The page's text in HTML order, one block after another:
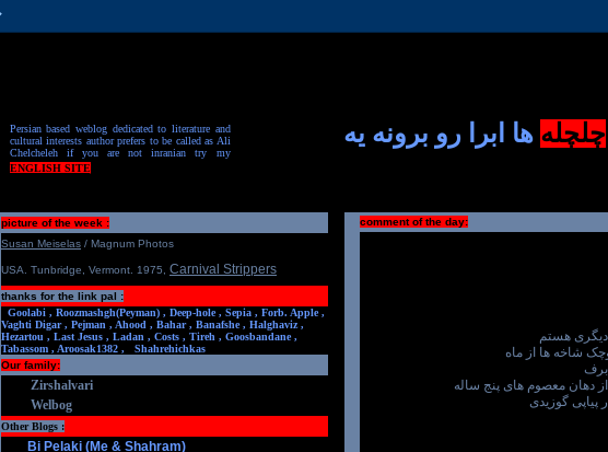
Persian based weblog dedicated to literature and
cultural interests author prefers to be called as Ali
Chelcheleh if you are not inranian try my
ENGLISH SITE
چلچله ها ابرا رو برونه یه
comment of the day:
دیگری هستم
شاخه ها از ماه
برف
دهان معصوم های پنج ساله
پیاپی گوزیدی
picture of the week :
Susan Meiselas / Magnum Photos
USA. Tunbridge, Vermont. 1975 Carnival Strippers
thanks for the link pal :
Goolabi , Roozmashgh(Peyman) , Deep-hole , Sepia , Forb. Apple ,
Vaghti Digar , Pejman , Ahood , Bahar , Banafshe , Halghaviz ,
Hezartou , Last Jesus , Ladan , Costs , Tireh , Goosbandane ,
Tabassom , Aroosak1382 ,
Shahrehichkas
Our family:
Zirshalvari
Welbog
Other Blogs :
Bi Pelaki (Me & Shahram)